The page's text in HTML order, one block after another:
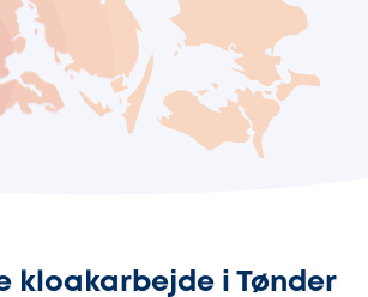
kloakarbejde i Tønder